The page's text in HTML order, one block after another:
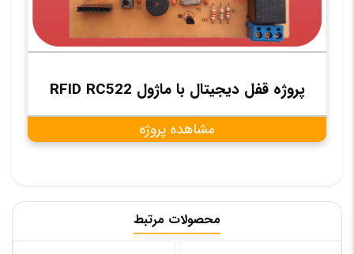
پروژه قفل دیجیتال با ماژول RFID RC522
مشاهده پروژه
محصولات مرتبط